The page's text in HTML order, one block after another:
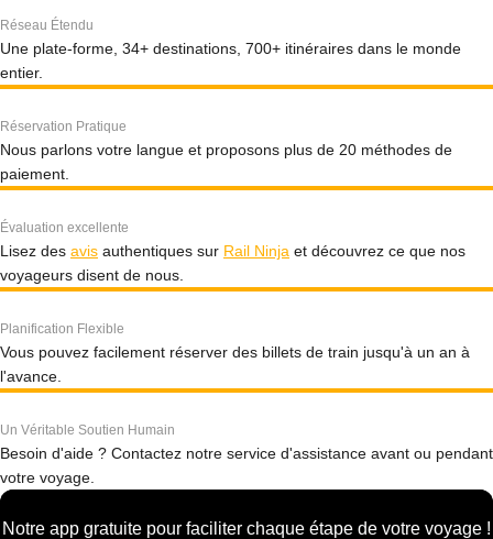
Réseau Étendu
Une plate-forme, 34+ destinations, 700+ itinéraires dans le monde
entier.
Réservation Pratique
Nous parlons votre langue et proposons plus de 20 méthodes de
paiement.
Évaluation excellente
Lisez des avis authentiques sur Rail Ninja et découvrez ce que nos
voyageurs disent de nous.
Planification Flexible
Vous pouvez facilement réserver des billets de train jusqu'à un an à
l'avance.
Un Véritable Soutien Humain
Besoin d'aide ? Contactez notre service d'assistance avant ou pendant
votre voyage.
Notre app gratuite pour faciliter chaque étape de votre voyage !